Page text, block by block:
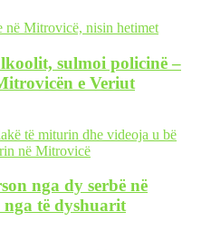
sulmoi policinë –
e Veriut
nga dy serbë në
nga të dyshuarit